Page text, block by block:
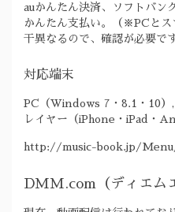
auかんたん決済、ソフトバン
かんたん支払い。（※PCとス
干異なるので、確認が必要で
対応端末
PC（Windows 7・8.1・10
レイヤー（iPhone・iPad・
http://music-book.jp/
DMM.com（ディエム